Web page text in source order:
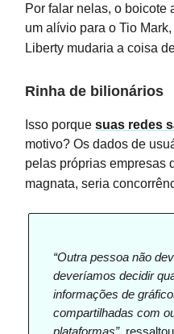
Por falar nelas, o boicote
um alívio para o Tio
Liberty mudaria a coisa
Rinha de bilionários
Isso porque suas redes
motivo? Os dados de
pelas próprias empresas
magnata, seria
“Outra pessoa não
deveríamos decidir
informações de
compartilhadas com
plataformas”,